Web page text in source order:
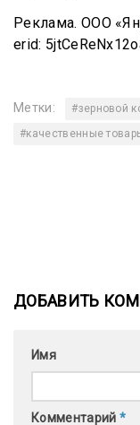
Реклама. ООО
erid:
Метки:
#зерновой
#качественные
ДОБАВИТЬ
Комментарий *
Имя